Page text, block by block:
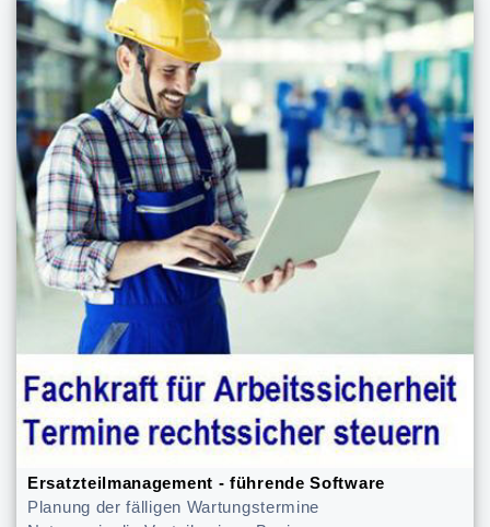
Ersatzteilmanagement - führende Software
Planung der fälligen Wartungstermine